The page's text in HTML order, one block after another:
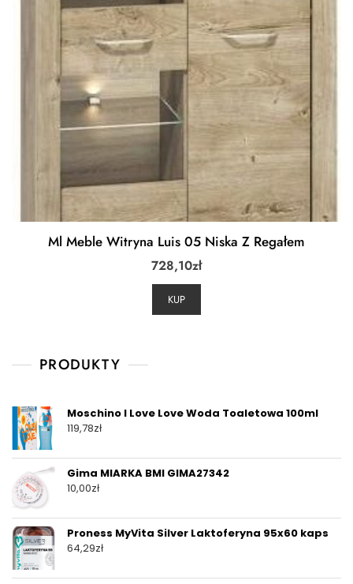
Ml Meble Witryna Luis 05 Niska Z Regałem
728,10zł
KUP
PRODUKTY
Moschino I Love Love Woda Toaletowa 100ml
119,78zł
Gima MIARKA BMI GIMA27342
10,00zł
Proness MyVita Silver Laktoferyna 95x60 kaps
64,29zł